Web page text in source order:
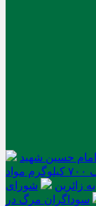
امام حسین شهید
هلاکت چهار شرور مسلح وکشف ۷۰۰ کیلوگرم مواد
زائرین
شورای
سوداگران مرگ در